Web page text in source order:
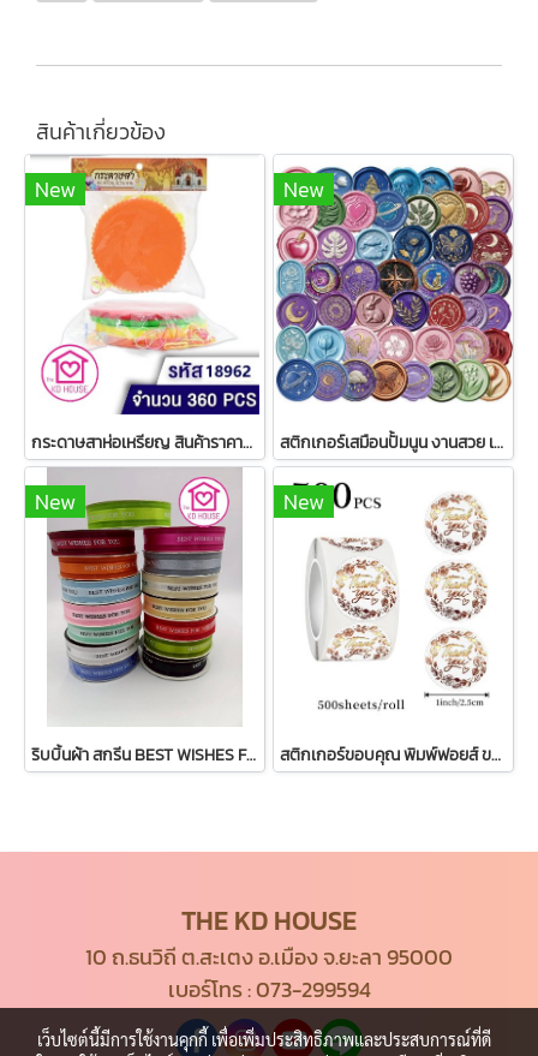
สินค้าเกี่ยวข้อง
New
กระดาษสาห่อเหรียญ สินค้าราคาถูก
New
สติกเกอร์เสมือนปั้มนูน งานสวย เป็นพลาสติก อย่างดี 1 แพ็ค มี 50 ชิ้น
New
ริบบิ้นผ้า สกรีน BEST WISHES FOR YOUทูเลเยอร์ หน้ากว้าง 2.5 ซม. ยาว 50 หลา (45 เมตร) พร้อมส่งในไทย
New
สติกเกอร์ขอบคุณ พิมพ์ฟอยส์ ขนาด 1 นิ้ว 1 ม้วน มี 500 ดวง
THE KD HOUSE
10 ถ.ธนวิถี ต.สะเตง อ.เมือง จ.ยะลา 95000
เบอร์โทร :073-299594
เว็บไซต์นี้มีการใช้งานคุกกี้ เพื่อเพิ่มประสิทธิภาพและประสบการณ์ที่ดี